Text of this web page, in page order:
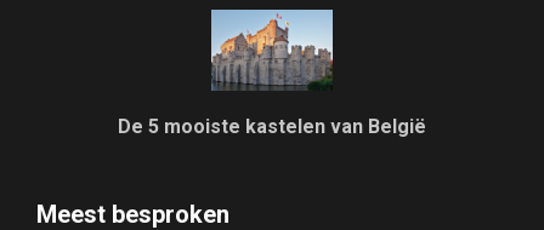
De 5 mooiste kastelen van België
Meest besproken